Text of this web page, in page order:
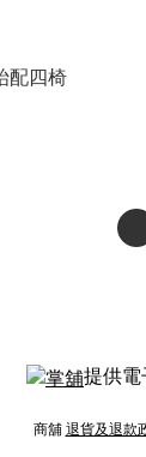
配四椅
提供電
商舖 退貨及退款